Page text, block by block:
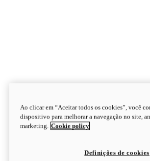
Monster
Ao clicar em “Aceitar todos os cookies”, você
dispositivo para melhorar a navegação no site,
marketing. Cookie policy
Definições de cookies